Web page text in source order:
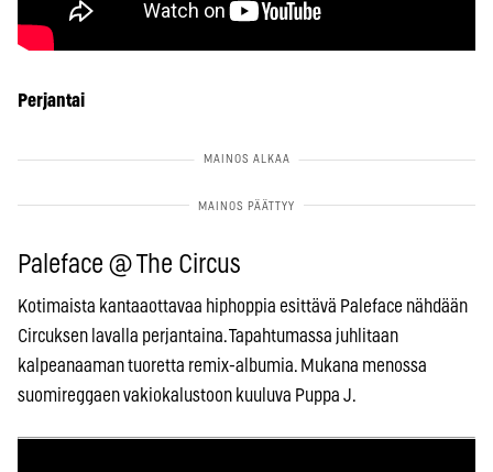
Perjantai
Paleface @ The Circus
Kotimaista kantaaottavaa hiphoppia esittävä Paleface nähdään
Circuksen lavalla perjantaina. Tapahtumassa juhlitaan
kalpeanaaman tuoretta remix-albumia. Mukana menossa
suomireggaen vakiokalustoon kuuluva Puppa J.